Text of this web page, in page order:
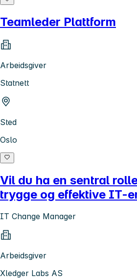
Teamleder Plattform
Arbeidsgiver
Statnett
Sted
Oslo
Vil du ha en sentral
trygge og effektive IT-
IT Change Manager
Arbeidsgiver
Xledger Labs AS